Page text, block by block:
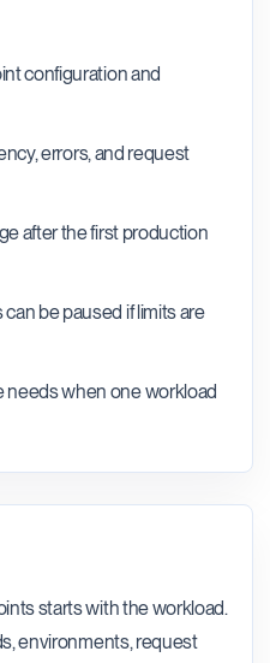
configuration and
errors, and request
after the first production
be paused if limits are
needs when one workload
starts with the workload.
environments, request